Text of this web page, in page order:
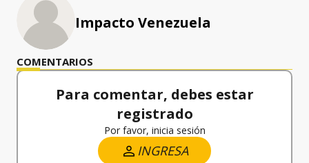
Impacto Venezuela
COMENTARIOS
Para comentar, debes estar
registrado
Por favor, inicia sesión
INGRESA